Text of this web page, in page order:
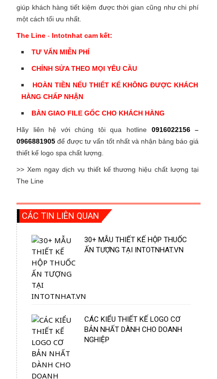
giúp khách hàng tiết kiệm được thời gian cũng như chi phí
một cách tối ưu nhất.
The Line - Intotnhat cam kết:
TƯ VẤN MIỄN PHÍ
CHỈNH SỬA THEO MỌI YÊU CẦU
HOÀN TIỀN NẾU THIẾT KẾ KHÔNG ĐƯỢC KHÁCH
HÀNG CHẤP NHẬN
BÀN GIAO FILE GỐC CHO KHÁCH HÀNG
Hãy liên hệ với chúng tôi qua hotline 0916022156–
0966881905 để được tư vấn tốt nhất và nhận bảng báo giá
thiết kế logo spa chất lượng.
>> Xem ngay dịch vụ thiết kế thương hiệu chất lượng tại
The Line
CÁC TIN LIÊN QUAN
30+ MẪU THIẾT KẾ HỘP THUỐC
ẤN TƯỢNG TẠI INTOTNHAT.VN
CÁC KIỂU THIẾT KẾ LOGO CƠ
BẢN NHẤT DÀNH CHO DOANH
NGHIỆP